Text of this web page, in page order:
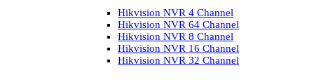
Hikvision NVR 4 Channel
Hikvision NVR 64 Channel
Hikvision NVR 8 Channel
Hikvision NVR 16 Channel
Hikvision NVR 32 Channel